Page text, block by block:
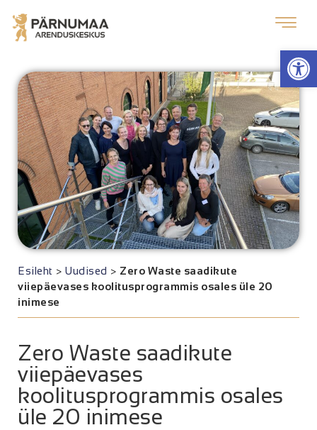
Esileht > Uudised > Zero Waste saadikute
viiepäevases koolitusprogrammis osales üle 20
inimese
Zero Waste saadikute
viiepäevases
koolitusprogrammis osales
üle 20 inimese